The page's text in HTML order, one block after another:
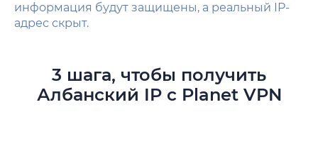
информация будут защищены, а реальный IP-
адрес скрыт.
3 шага, чтобы получить
Албанский IP с Planet VPN